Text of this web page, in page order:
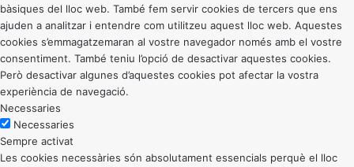
bàsiques del lloc web. També fem servir cookies de tercers que ens
ajuden a analitzar i entendre com utilitzeu aquest lloc web. Aquestes
cookies s’emmagatzemaran al vostre navegador només amb el vostre
consentiment. També teniu l’opció de desactivar aquestes cookies.
Però desactivar algunes d’aquestes cookies pot afectar la vostra
experiència de navegació.
Necessaries
Necessaries
Sempre activat
Les cookies necessàries són absolutament essencials perquè el lloc